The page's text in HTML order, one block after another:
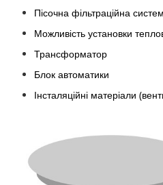
Пісочна фільтраційна
Можливість установки
Трансформатор
Блок автоматики
Інсталяційні матеріали